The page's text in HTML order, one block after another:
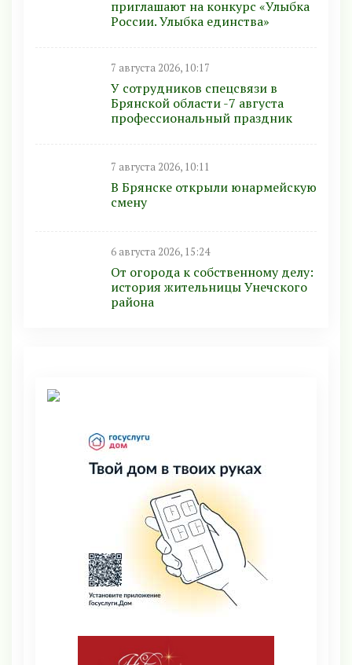
приглашают на конкурс «Улыбка
России. Улыбка единства»
7 августа 2026, 10:17
У сотрудников спецсвязи в
Брянской области -7 августа
профессиональный праздник
7 августа 2026, 10:11
В Брянске открыли юнармейскую
смену
6 августа 2026, 15:24
От огорода к собственному делу:
история жительницы Унечского
района